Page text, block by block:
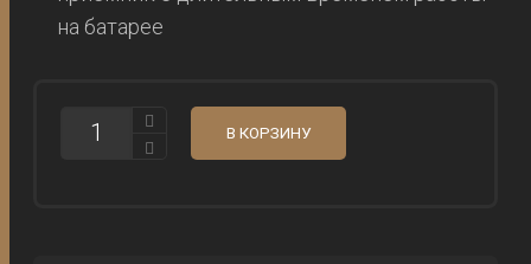
на батарее
КОЛИЧЕСТВО
ОБОРУДОВАНИЕ
В КОРЗИНУ